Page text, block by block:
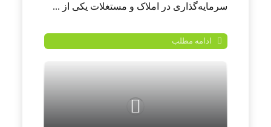
سرمایه‌گذاری در املاک و مستغلات یکی از ...
ادامه مطلب